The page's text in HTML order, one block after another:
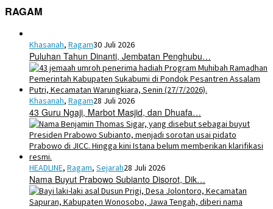
RAGAM
Khasanah, Ragam30 Juli 2026
Puluhan Tahun Dinanti, Jembatan Penghubu…
Khasanah, Ragam28 Juli 2026
43 Guru Ngaji, Marbot Masjid, dan Dhuafa…
HEADLINE, Ragam, Sejarah28 Juli 2026
Nama Buyut Prabowo Subianto Disorot, Dik…